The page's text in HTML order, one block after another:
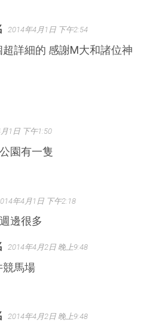
2014年4月1日 下午2:54
超詳細的 感謝M大和諸位神
1日 下午1:50
園有一隻
年4月1日 下午2:18
邊很多
2014年4月2日 晚上9:48
競馬場
2014年4月2日 晚上9:48